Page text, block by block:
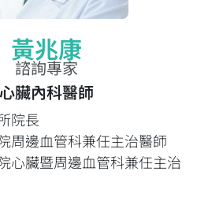
黃兆康
諮詢專家
心臟內科醫師
院長
周邊血管科兼任主治醫師
心臟暨周邊血管科兼任主治